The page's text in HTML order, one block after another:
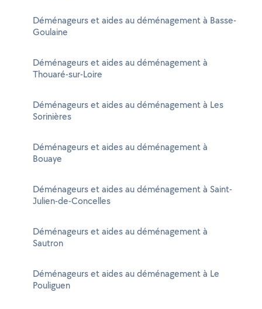
Déménageurs et aides au déménagement à Basse-
Goulaine
Déménageurs et aides au déménagement à
Thouaré-sur-Loire
Déménageurs et aides au déménagement à Les
Sorinières
Déménageurs et aides au déménagement à
Bouaye
Déménageurs et aides au déménagement à Saint-
Julien-de-Concelles
Déménageurs et aides au déménagement à
Sautron
Déménageurs et aides au déménagement à Le
Pouliguen